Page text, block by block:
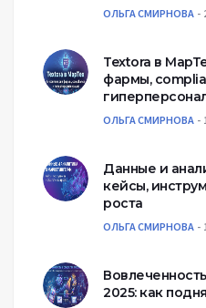
ОЛЬГА СМИРНОВА
Textora в
фармы,
ОЛЬГА СМИРНОВА
Данные и
кейсы,
роста
ОЛЬГА СМИРНОВА
2025: как